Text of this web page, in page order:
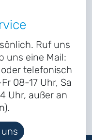
Ruf uns
uns eine Mail:
telefonisch
08-17 Uhr, Sa
Uhr, außer an